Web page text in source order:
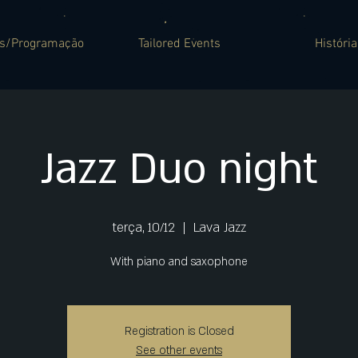
Programação Tailored Events História
Jazz Duo night
terça, 10/12
  |
Lava Jazz
With piano and saxophone
Registration is Closed
See other events